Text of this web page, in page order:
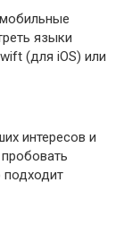
языки
(для iOS) или
интересов и
подходит